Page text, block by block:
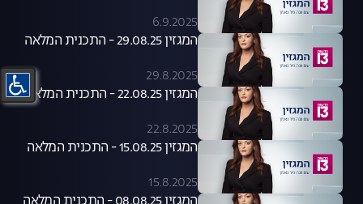
6.9.2025
המגזין 29.08.25 - התכנית המלאה
29.8.2025
המגזין 22.08.25 - התכנית המלאה
22.8.2025
המגזין 15.08.25 - התכנית המלאה
15.8.2025